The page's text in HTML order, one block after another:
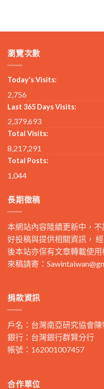
瀏覽次數
Today's Visits:
2,756
Last 365 Days Visits:
2,379,693
Total Visits:
8,217,291
Total Posts:
1,044
長期徵稿
本網站內容陸續更新中，
好投稿與提供相關資訊，
後本站亦保有文章轉載使用
來稿請寄：
捐款資訊
戶名：台灣南亞研究協會陳
銀行：台灣銀行群賢分行
帳號：162001007457
合作單位